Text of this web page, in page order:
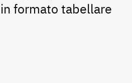
in formato tabellare